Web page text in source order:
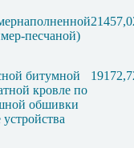
песчаной)
битумной
кровле по
обшивки
устройства